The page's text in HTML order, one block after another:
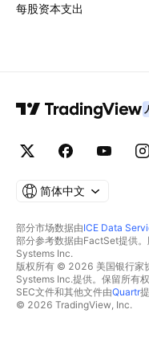
每股资本支出
简体中文
部分市场数据由ICE Data
部分参考数据由FactSet提供
Systems Inc.
版权所有 © 2026 美国银行家
Systems Inc.提供。保留所有权
SEC文件和其他文件由Quartr
© 2026 TradingView, Inc.